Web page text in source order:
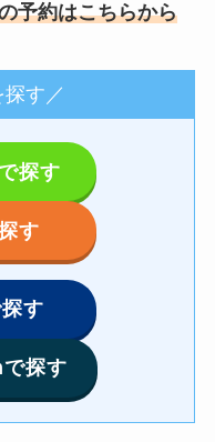
予約はこちらから
す／
探す
す
す
探す